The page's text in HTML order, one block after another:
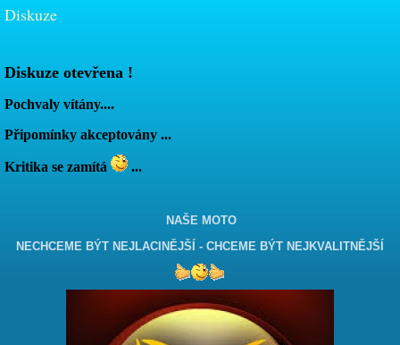
Diskuze
Diskuze otevřena !
Pochvaly vítány....
Připomínky akceptovány ...
Kritika se zamítá ...
NAŠE MOTO
NECHCEME BÝT NEJLACINĚJŠÍ - CHCEME BÝT NEJKVALITNĚJŠÍ